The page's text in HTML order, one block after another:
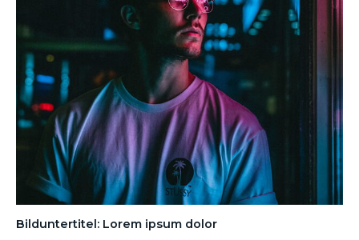
Bilduntertitel: Lorem ipsum dolor